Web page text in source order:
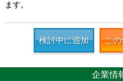
ます。
検討中に追加 こ
企業情